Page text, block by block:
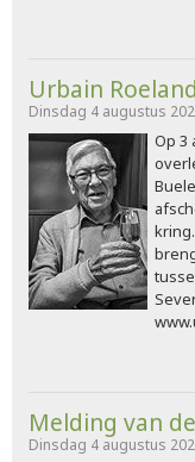
Urbain
Dinsdag 4 augustus
Op 3
Melding van
Dinsdag 4 augustus